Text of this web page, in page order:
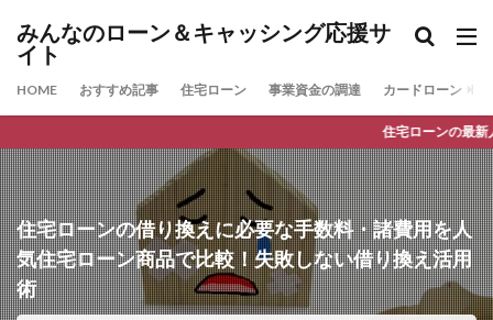
みんなのローン＆キャッシング応援サ
イト
HOME おすすめ記事 住宅ローン 事業資金の調達 カードローン
住宅ローンの最新人気ランキング
住宅ローンの借り換えに必要な手数料・諸費用を人
気住宅ローン商品で比較！失敗しない借り換え活用
術